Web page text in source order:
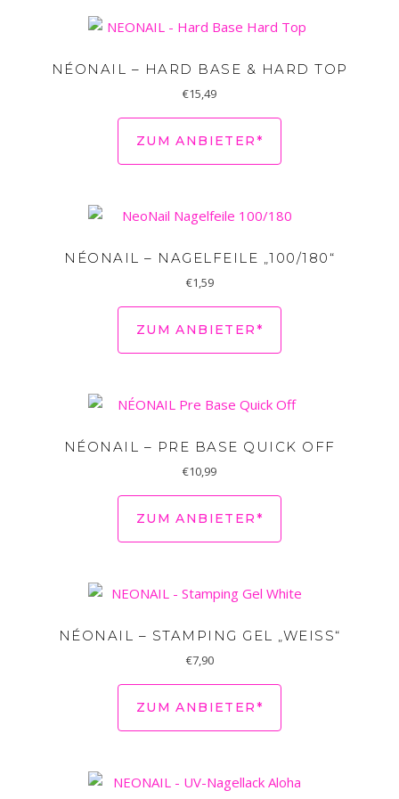
NÉONAIL – HARD BASE & HARD TOP
€15,49
ZUM ANBIETER*
NÉONAIL – NAGELFEILE „100/180“
€1,59
ZUM ANBIETER*
NÉONAIL – PRE BASE QUICK OFF
€10,99
ZUM ANBIETER*
NÉONAIL – STAMPING GEL „WEISS“
€7,90
ZUM ANBIETER*